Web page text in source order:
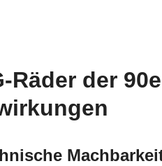
Räder der